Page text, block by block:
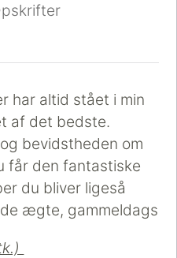
har altid stået i min
af det bedste.
bevidstheden om
får den fantastiske
du bliver ligeså
ægte, gammeldags